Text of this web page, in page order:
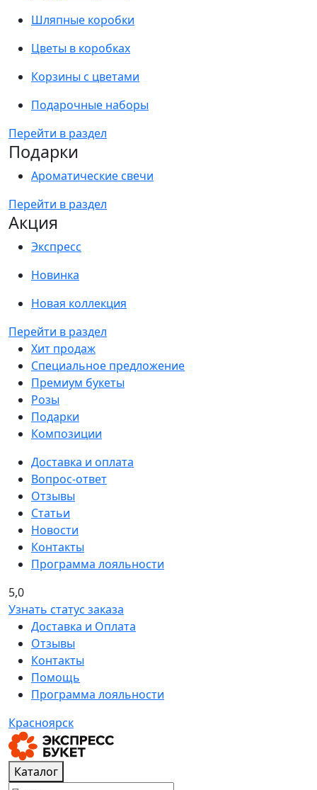
Шляпные коробки
Цветы в коробках
Корзины с цветами
Подарочные наборы
Перейти в раздел
Подарки
Ароматические свечи
Перейти в раздел
Акция
Экспресс
Новинка
Новая коллекция
Перейти в раздел
Хит продаж
Специальное предложение
Премиум букеты
Розы
Подарки
Композиции
Доставка и оплата
Вопрос-ответ
Отзывы
Статьи
Новости
Контакты
Программа лояльности
5,0
Узнать статус заказа
Доставка и Оплата
Отзывы
Контакты
Помощь
Программа лояльности
Красноярск
Каталог